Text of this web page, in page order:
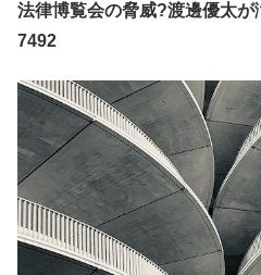
法律博覧会の脅威?渡邊優太
7492